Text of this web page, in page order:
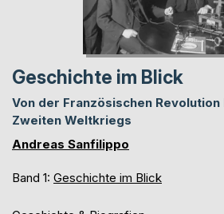
Geschichte im Blick
Von der Französischen Revolution
Zweiten Weltkriegs
Andreas Sanfilippo
Band 1: Geschichte im Blick